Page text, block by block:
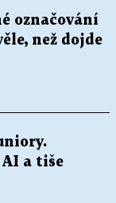
označování
než dojde
a tiše